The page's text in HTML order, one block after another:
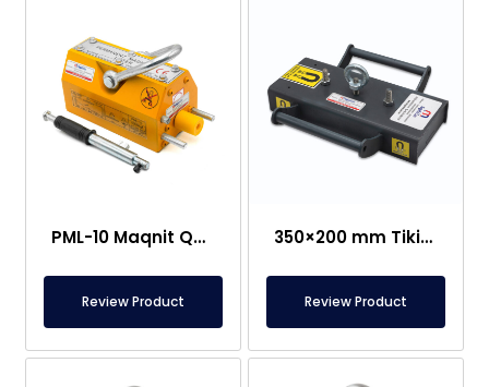
PML-10 Maqnit Qaldırıcı (2500 kq Qırılma Gücü)
Review Product
350×200 mm Tikinti İskələ Maqniti – 2500 kq Güc – Gəmi Bərkitmə Maqniti
Review Product